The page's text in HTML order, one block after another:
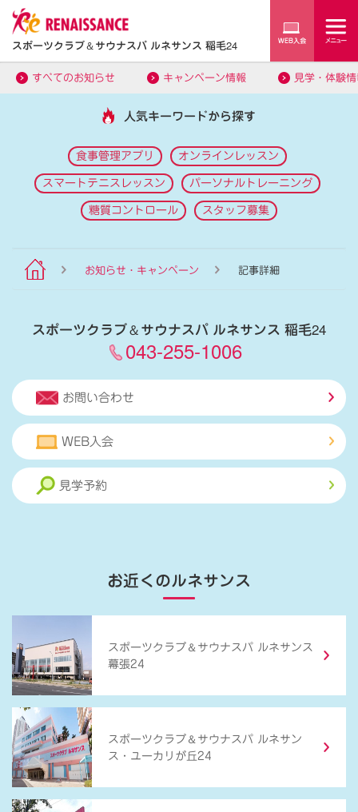
スポーツクラブ＆サウナスパ ルネサンス 稲毛24
すべてのお知らせ キャンペーン情報 見学・体験
人気キーワードから探す
食事管理アプリ オンラインレッスン
スマートテニスレッスン パーソナルトレーニング
糖質コントロール スタッフ募集
お知らせ・キャンペーン 記事詳細
スポーツクラブ＆サウナスパ ルネサンス 稲毛24
043-255-1006
お問い合わせ
WEB入会
見学予約
お近くのルネサンス
スポーツクラブ ＆ サウナスパ ルネサンス
幕張24
スポーツクラブ ＆ サウナスパ ルネサン
ス・ユーカリが丘24